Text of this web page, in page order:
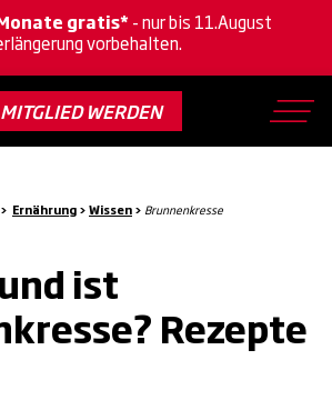
MITGLIED WERDEN
gratis* - nur bis 11.August
vorbehalten.
> Ernährung > Wissen > Brunnenkresse
ist
Rezepte